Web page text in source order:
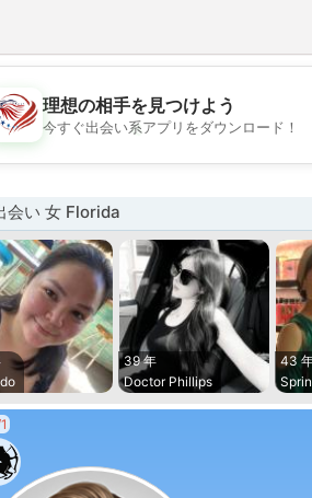
💖
理想の相手を見つけよう
今すぐ出会い系アプリをダウンロード！
会い 女 Florida
39 年
Doctor Phillips
43